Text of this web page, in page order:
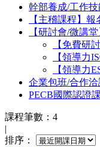
幹部養成/工作技
【主稽課程】報
【研討會/微講
【免費研
【領導力
【領導力
企業包班/合作洽
PECB國際認證
課程筆數：4
|
排序：